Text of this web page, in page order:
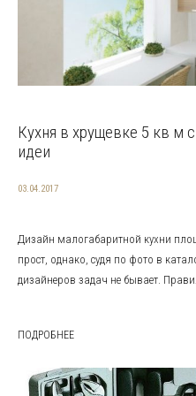
Кухня в хрущевке 5 кв м
идеи
03.04.2017
Дизайн малогабаритной кухни
прост, однако, судя по фото в
дизайнеров задач не бывает.
ПОДРОБНЕЕ